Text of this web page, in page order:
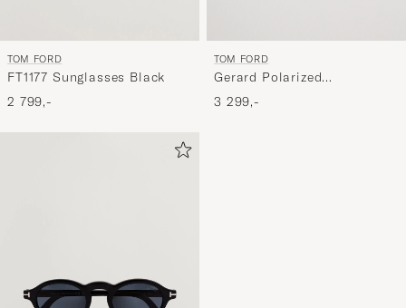
TOM FORD
FT1177 Sunglasses Black
2 799,-
TOM FORD
Gerard Polarized
Sunglasses Shiny
Black/Smoke
3 299,-